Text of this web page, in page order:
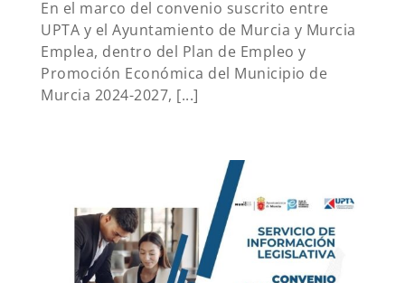
En el marco del convenio suscrito entre
UPTA y el Ayuntamiento de Murcia y Murcia
Emplea, dentro del Plan de Empleo y
Promoción Económica del Municipio de
Murcia 2024-2027, [...]